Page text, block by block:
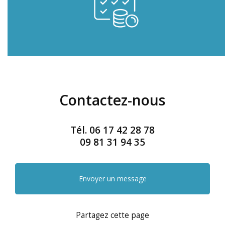
Contactez-nous
Tél. 06 17 42 28 78
09 81 31 94 35
Envoyer un message
Partagez cette page